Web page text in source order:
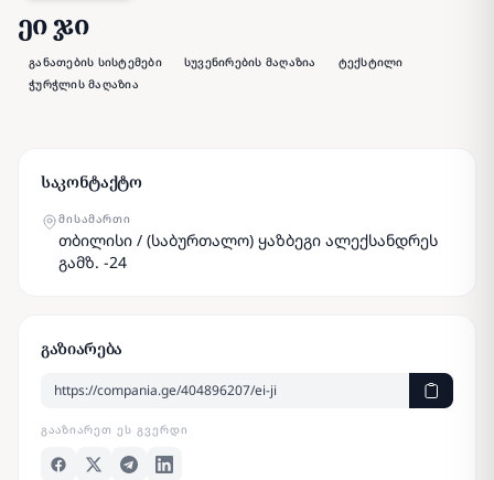
ეი ჯი
განათების სისტემები სუვენირების მაღაზია
ტექსტილი
ჭურჭლის მაღაზია
საკონტაქტო
ᲛᲘᲡᲐᲛᲐᲠᲗᲘ
თბილისი / (საბურთალო) ყაზბეგი ალექსანდრეს
გამზ. -24
გაზიარება
ᲒᲐᲐᲖᲘᲐᲠᲔᲗ ᲔᲡ ᲒᲕᲔᲠᲓᲘ